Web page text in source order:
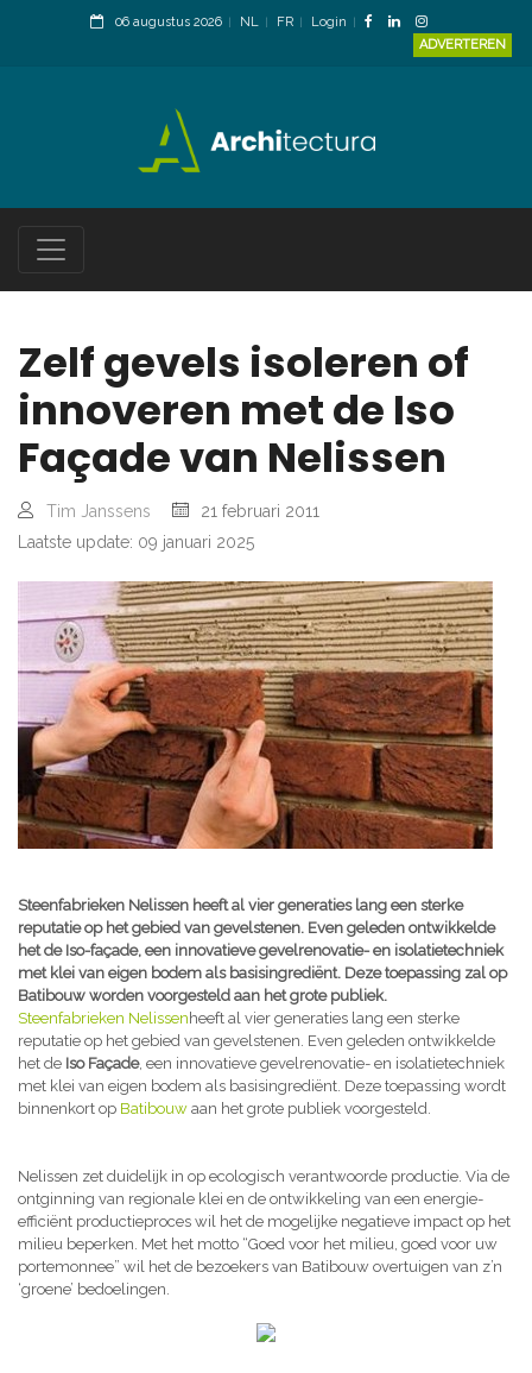
06 augustus 2026 NL FR
Login
ADVERTEREN
Zelf gevels isoleren of
innoveren met de Iso
Façade van Nelissen
Tim Janssens
21 februari 2011
Laatste update: 09 januari 2025
Steenfabrieken Nelissen heeft al vier generaties lang een sterke
reputatie op het gebied van gevelstenen. Even geleden ontwikkelde
het de Iso-façade, een innovatieve gevelrenovatie- en isolatietechniek
met klei van eigen bodem als basisingrediënt. Deze toepassing zal op
Batibouw worden voorgesteld aan het grote publiek.
Steenfabrieken Nelissen heeft al vier generaties lang een sterke
reputatie op het gebied van gevelstenen. Even geleden ontwikkelde
het de Iso Façade, een innovatieve gevelrenovatie- en isolatietechniek
met klei van eigen bodem als basisingrediënt. Deze toepassing wordt
binnenkort op Batibouw aan het grote publiek voorgesteld.
Nelissen zet duidelijk in op ecologisch verantwoorde productie. Via de
ontginning van regionale klei en de ontwikkeling van een energie-
efficiënt productieproces wil het de mogelijke negatieve impact op het
milieu beperken. Met het motto “Goed voor het milieu, goed voor uw
portemonnee” wil het de bezoekers van Batibouw overtuigen van z’n
‘groene’ bedoelingen.